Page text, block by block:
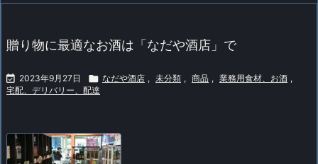
贈り物に最適なお酒は「なだや酒店」で
 2023年9月27日  なだや酒店 , 未分類 , 商品 , 業務用食材、お酒 ,
宅配、デリバリー、配達